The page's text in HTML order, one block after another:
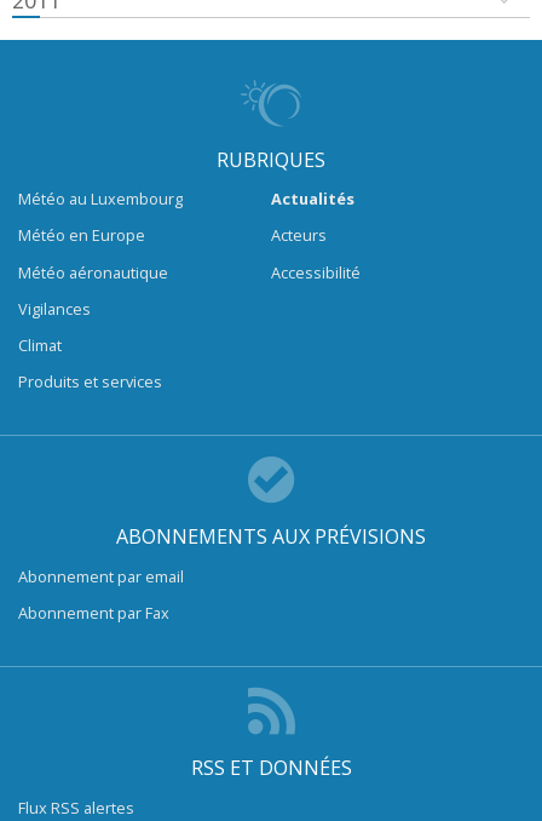
RUBRIQUES
Météo au Luxembourg
Météo en Europe
Météo aéronautique
Vigilances
Climat
Produits et services
Actualités
Acteurs
Accessibilité
ABONNEMENTS AUX PRÉVISIONS
Abonnement par email
Abonnement par Fax
RSS ET DONNÉES
Flux RSS alertes